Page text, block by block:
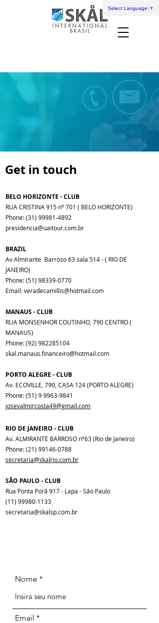
Select Language ▼
Get in touch
BELO HORIZONTE - CLUB
RUA CRISTINA 915 nº 701 ( BELO HORIZONTE)
Phone:(31) 99981-4892
presidencia@uaitour.com.br
BRAZIL
Av Almirante Barroso 63 sala 514 - ( RIO DE
JANEIRO)
Phone:(51) 98339-0770
Email: veradecamillis@hotmail.com
MANAUS - CLUB
RUA MONSENHOR COUTINHO, 790 CENTRO (
MANAUS)
Phone:(92) 982285104
skal.manaus.financeiro@hotmail.com
PORTO ALEGRE - CLUB
Av. ECOVILLE, 790, CASA 124 (PORTO ALEGRE)
Phone:(51) 9 9963-9841
josevalmircosta49@gmail.com
RIO DE JANEIRO - CLUB
Av. ALMIRANTE BARROSO nº63 (Rio de Janeiro)
Phone:(21) 99146-0788
secretaria@skalrio.com.br
SÃO PAULO - CLUB
Rua Ponta Porã 917 - Lapa - São Paulo
(11) 99980-1133
secretaria@skalsp.com.br
Nome
Email